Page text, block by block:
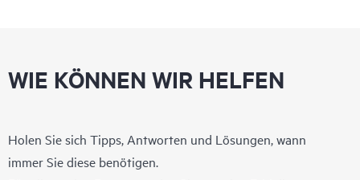
WIE KÖNNEN WIR HELFEN
Holen Sie sich Tipps, Antworten und Lösungen, wann
immer Sie diese benötigen.